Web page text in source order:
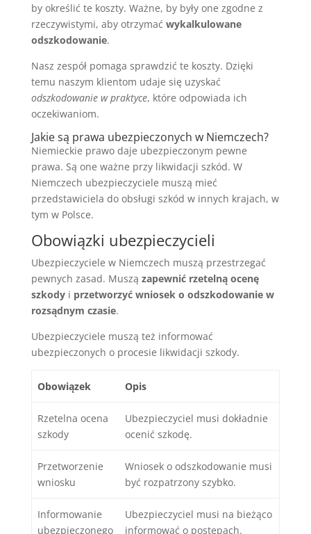
by określić te koszty. Ważne, by były one zgodne z
rzeczywistymi, aby otrzymać wykalkulowane
odszkodowanie.
Nasz zespół pomaga sprawdzić te koszty. Dzięki
temu naszym klientom udaje się uzyskać
odszkodowanie w praktyce, które odpowiada ich
oczekiwaniom.
Jakie są prawa ubezpieczonych w Niemczech?
Niemieckie prawo daje ubezpieczonym pewne
prawa. Są one ważne przy likwidacji szkód. W
Niemczech ubezpieczyciele muszą mieć
przedstawiciela do obsługi szkód w innych krajach, w
tym w Polsce.
Obowiązki ubezpieczycieli
Ubezpieczyciele w Niemczech muszą przestrzegać
pewnych zasad. Muszą zapewnić rzetelną ocenę
szkodyi przetworzyć wniosek o odszkodowanie w
rozsądnym czasie.
Ubezpieczyciele muszą też informować
ubezpieczonych o procesie likwidacji szkody.
Obowiązek Opis
Rzetelna ocena
szkody
Ubezpieczyciel musi dokładnie
ocenić szkodę.
Przetworzenie
wniosku
Wniosek o odszkodowanie musi
być rozpatrzony szybko.
Informowanie
ubezpieczonego
Ubezpieczyciel musi na bieżąco
informować o postępach.